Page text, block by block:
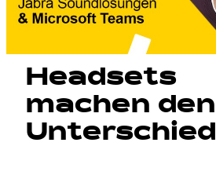
Headsets
machen den
Unterschied